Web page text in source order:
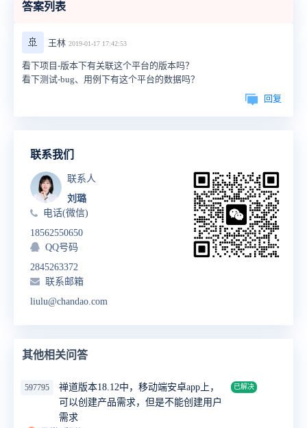
答案列表
🚢 王林 2019-01-17 17:42:53
看下项目-版本下有关联这个平台的版本吗？
看下测试-bug、用例下有这个平台的数据吗？
回复
联系我们
联系人
刘璐
电话(微信)
18562550650
QQ号码
2845263372
联系邮箱
liulu@chandao.com
其他相关问答
597795
禅道版本18.12中，移动端安卓app上，
可以创建产品需求，但是不能创建用户
需求
已解决